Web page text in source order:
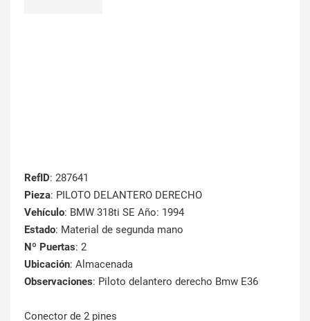
RefID: 287641
Pieza: PILOTO DELANTERO DERECHO
Vehículo: BMW 318ti SE Año: 1994
Estado: Material de segunda mano
Nº Puertas: 2
Ubicación: Almacenada
Observaciones: Piloto delantero derecho Bmw E36
Conector de 2 pines